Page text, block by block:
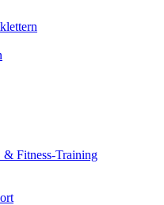
& Fitness-Training